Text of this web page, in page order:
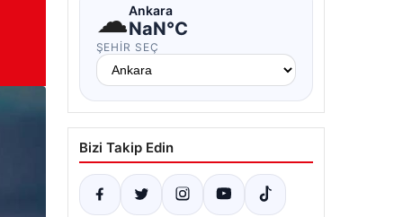
☁Ankara
NaN°C
ŞEHIR SEÇ
Bizi Takip Edin